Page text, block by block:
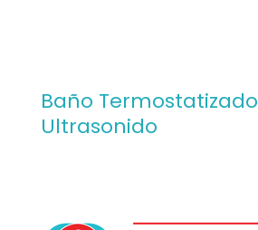
Baño Termostatizado
Ultrasonido